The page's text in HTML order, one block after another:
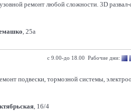
ремонт любой сложности. 3D
, 25а
с 9.00-до 18.00 Рабочие дни:
подвески, тормозной системы,
, 16/4